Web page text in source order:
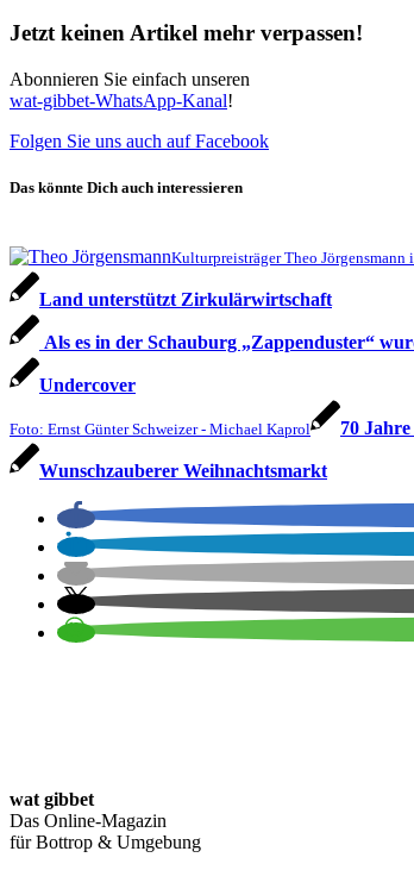
Jetzt keinen Artikel mehr verpassen!
Abonnieren Sie einfach unseren
wat-gibbet-WhatsApp-Kanal!
Folgen Sie uns auch auf Facebook
Das könnte Dich auch interessieren
Kulturpreisträger Theo
Land unterstützt Zirkulärwirtschaft
Als es in der Schauburg „Zappenduster“
Undercover
Foto: Ernst Günter Schweizer - Michael Kaprol 70
Wunschzauberer Weihnachtsmarkt
wat gibbet
Das Online-Magazin
für Bottrop & Umgebung